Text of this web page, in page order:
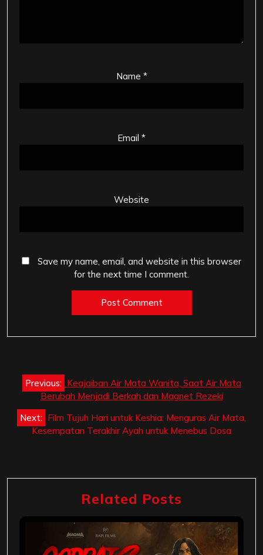
Name *
Email *
Website
Save my name, email, and website in this browser
for the next time I comment.
Post
navigation
Previous: Keajaiban Air Mata Wanita, Saat Air Mata
Berubah Menjadi Berkah dan Magnet Rezeki
Next: Film Tujuh Hari untuk Keshia: Menguras Air Mata,
Kesempatan Terakhir Ayah untuk Menebus Dosa
Related Posts